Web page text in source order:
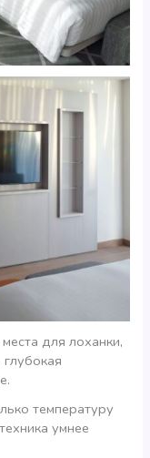
для лоханки,
температуру
умнее